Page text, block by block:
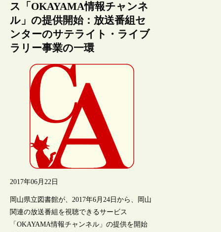
ス「OKAYAMA情報チャンネ
ル」の提供開始：放送番組セ
ンターのサテライト・ライブ
ラリー事業の一環
2017年06月22日
岡山県立図書館が、2017年6月24日から、岡山
関連の放送番組を視聴できるサービス
「OKAYAMA情報チャンネル」の提供を開始